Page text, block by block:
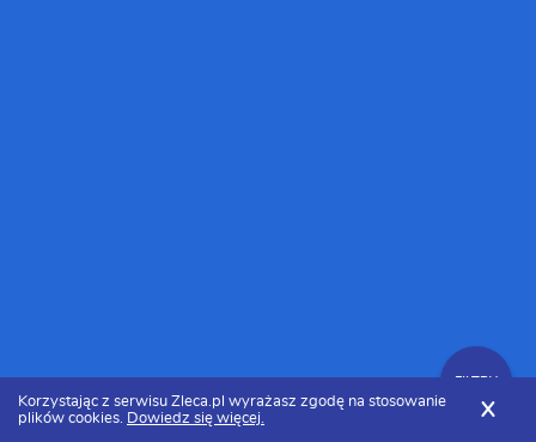
FILTRY
Korzystając z serwisu Zleca.pl wyrażasz zgodę na stosowanie
plików cookies. Dowiedz się więcej. X